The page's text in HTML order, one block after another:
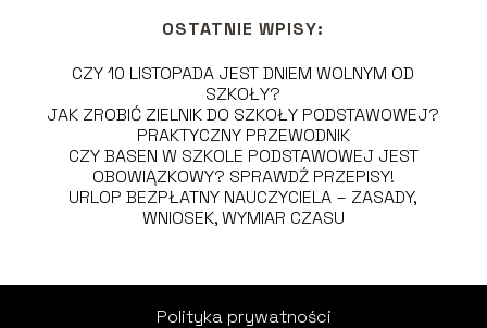
OSTATNIE WPISY:
CZY 10 LISTOPADA JEST DNIEM WOLNYM OD
SZKOŁY?
JAK ZROBIĆ ZIELNIK DO SZKOŁY PODSTAWOWEJ?
PRAKTYCZNY PRZEWODNIK
CZY BASEN W SZKOLE PODSTAWOWEJ JEST
OBOWIĄZKOWY? SPRAWDŹ PRZEPISY!
URLOP BEZPŁATNY NAUCZYCIELA – ZASADY,
WNIOSEK, WYMIAR CZASU
Polityka prywatności